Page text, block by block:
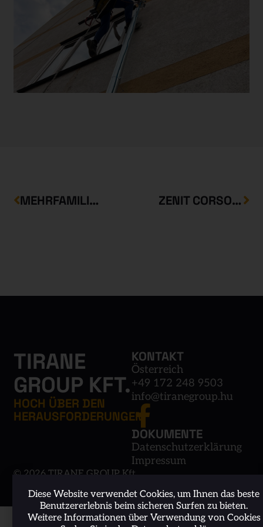
MEHRFAMILIENHÄUSER IN DER STRASSE BEM ZENIT CORSO FRESSNAPF WARENHAUS
TIRANE
GROUP KFT.
HOCH ÜBER DEN
HERAUSFORDERUNGEN
KONTAKT
Österreich
+49 172 248 9503
info@tiranegroup.hu
DOKUMENTE
Datenschutzerklärung
Impressum
© 2026 TIRANE GROUP Kft.
Diese Website verwendet Cookies, um Ihnen das beste
Benutzererlebnis beim sicheren Surfen zu bieten.
Weitere Informationen über Verwendung von Cookies